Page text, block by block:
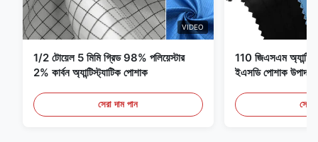
VIDEO
1/2 টোয়েল 5 মিমি গ্রিড 98% পলিয়েস্টার
2% কার্বন অ্যান্টিস্ট্যাটিক পোশাক
সেরা দাম পান
110 জিএসএম অ্যান্টি
ইএসডি পোশাক উপাদান
সেরা